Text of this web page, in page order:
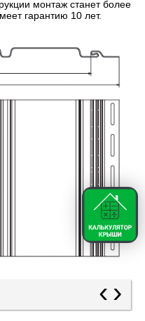
монтаж станет более
гарантию 10 лет.
‹ ›